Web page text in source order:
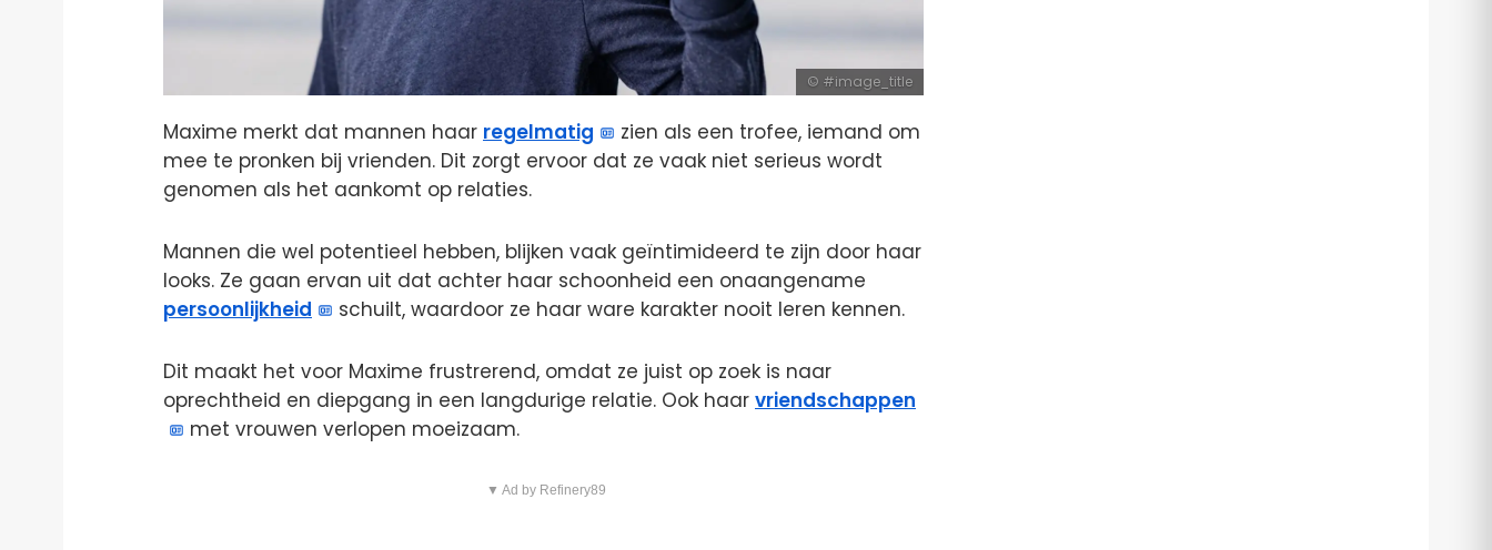
#image_title
Maxime merkt dat mannen haar regelmatig
zien als een trofee, iemand om
mee te pronken bij vrienden. Dit zorgt ervoor dat ze vaak niet serieus wordt
genomen als het aankomt op relaties.
Mannen die wel potentieel hebben, blijken vaak geïntimideerd te zijn door haar
looks. Ze gaan ervan uit dat achter haar schoonheid een onaangename
persoonlijkheid
schuilt, waardoor ze haar ware karakter nooit leren kennen.
Dit maakt het voor Maxime frustrerend, omdat ze juist op zoek is naar
oprechtheid en diepgang in een langdurige relatie. Ook haar vriendschappen
met vrouwen verlopen moeizaam.
▼ Ad by Refinery89